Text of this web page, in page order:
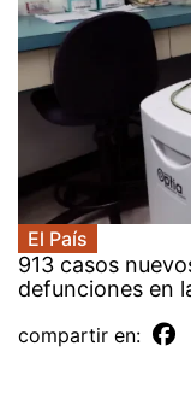
El País
913 casos
defunciones en
compartir en: